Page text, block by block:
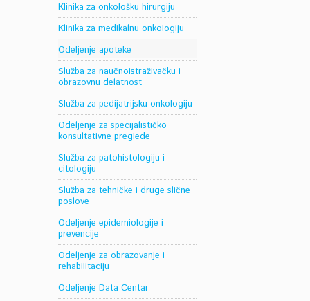
Klinika za onkološku hirurgiju
Klinika za medikalnu onkologiju
Odeljenje apoteke
Služba za naučnoistraživačku i
obrazovnu delatnost
Služba za pedijatrijsku onkologiju
Odeljenje za specijalističko
konsultativne preglede
Služba za patohistologiju i
citologiju
Služba za tehničke i druge slične
poslove
Odeljenje epidemiologije i
prevencije
Odeljenje za obrazovanje i
rehabilitaciju
Odeljenje Data Centar